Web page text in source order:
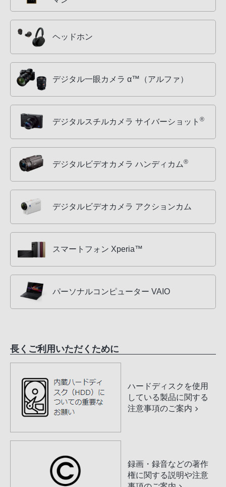
ヘッドホン
デジタル一眼カメラ α™（アルファ）
デジタルスチルカメラ サイバーショット ®
デジタルビデオカメラ ハンディカム®
デジタルビデオカメラ アクションカム
スマートフォン Xperia™
パーソナルコンピューター VAIO
長くご利用いただくために
ハードディスクを使用
している製品に関する
注意事項のご案内
録画・録音などの著作
権に関する説明や注意